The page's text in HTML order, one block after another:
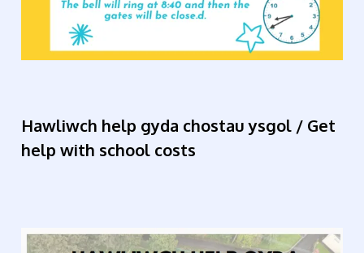
Hawliwch help gyda chostau ysgol / Get
help with school costs